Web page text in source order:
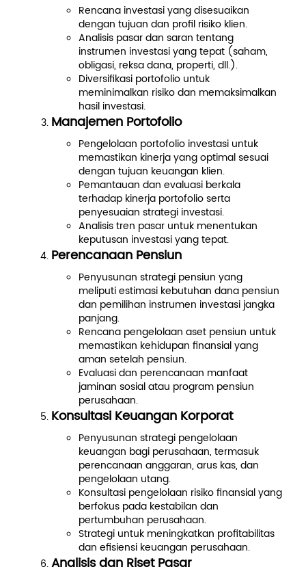
Rencana investasi yang disesuaikan
dengan tujuan dan profil risiko klien.
Analisis pasar dan saran tentang
instrumen investasi yang tepat (saham,
obligasi, reksa dana, properti, dll.).
Diversifikasi portofolio untuk
meminimalkan risiko dan memaksimalkan
hasil investasi.
Manajemen Portofolio
Pengelolaan portofolio investasi untuk
memastikan kinerja yang optimal sesuai
dengan tujuan keuangan klien.
Pemantauan dan evaluasi berkala
terhadap kinerja portofolio serta
penyesuaian strategi investasi.
Analisis tren pasar untuk menentukan
keputusan investasi yang tepat.
Perencanaan Pensiun
Penyusunan strategi pensiun yang
meliputi estimasi kebutuhan dana pensiun
dan pemilihan instrumen investasi jangka
panjang.
Rencana pengelolaan aset pensiun untuk
memastikan kehidupan finansial yang
aman setelah pensiun.
Evaluasi dan perencanaan manfaat
jaminan sosial atau program pensiun
perusahaan.
Konsultasi Keuangan Korporat
Penyusunan strategi pengelolaan
keuangan bagi perusahaan, termasuk
perencanaan anggaran, arus kas, dan
pengelolaan utang.
Konsultasi pengelolaan risiko finansial yang
berfokus pada kestabilan dan
pertumbuhan perusahaan.
Strategi untuk meningkatkan profitabilitas
dan efisiensi keuangan perusahaan.